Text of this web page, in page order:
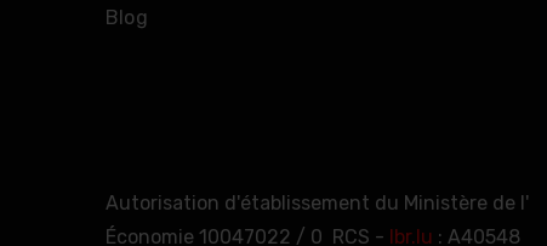
Blog
Autorisation d'établissement du Ministère de l'
Économie 10047022 / 0 RCS - lbr.lu : A40548